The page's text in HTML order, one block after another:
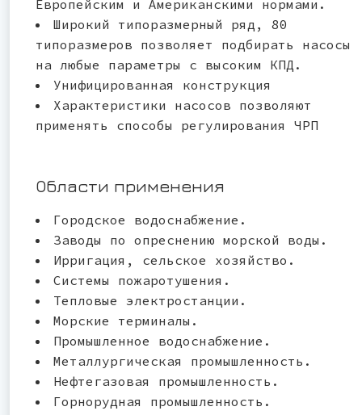
Европейским и Американскими нормами.
Широкий типоразмерный ряд, 80
типоразмеров позволяет подбирать насосы
на любые параметры с высоким КПД.
Унифицированная конструкция
Характеристики насосов позволяют
применять способы регулирования ЧРП
Области применения
Городское водоснабжение.
Заводы по опреснению морской воды.
Ирригация, сельское хозяйство.
Системы пожаротушения.
Тепловые электростанции.
Морские терминалы.
Промышленное водоснабжение.
Металлургическая промышленность.
Нефтегазовая промышленность.
Горнорудная промышленность.